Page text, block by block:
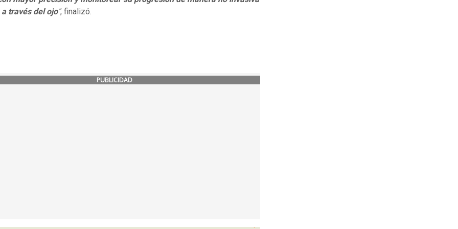
través del ojo", finalizó.
PUBLICIDAD